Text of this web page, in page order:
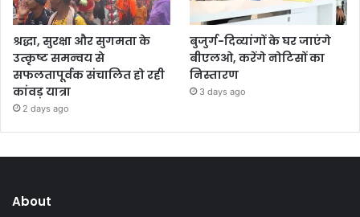
श्रद्धा, सुरक्षा और सुगमता के
उत्कृष्ट समन्वय से
सफलतापूर्वक संचालित हो रही
कांवड़ यात्रा
2 days ago
बुजुर्ग-दिव्यांगों के घर जाएंगे
बीएलओ, करेंगे नोटिसों का
निस्तारण
3 days ago
About